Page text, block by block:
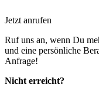
Jetzt anrufen
Ruf uns an, wenn Du
und eine persönliche
Anfrage!
Nicht erreicht?